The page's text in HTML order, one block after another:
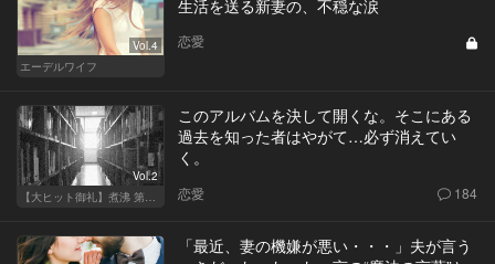
Vol.4
エーデルワイフ
生活を送る新妻の、不穏な涙
恋愛
Vol.2
【大ヒット御礼】煮沸 第二章
このアルバムを決して開くな。そこにある
過去を知った者はやがて…必ず消えてい
く。
恋愛 184
「最近、妻の機嫌が悪い・・・」夫が言う